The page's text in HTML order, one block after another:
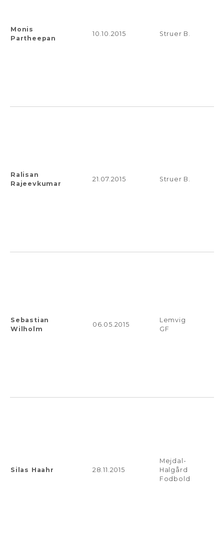
Monis
Partheepan
10.10.2015 Struer B.
Ralisan
Rajeevkumar
21.07.2015 Struer B.
Sebastian
Wilholm
06.05.2015
Lemvig
GF
Silas Haahr 28.11.2015
Mejdal-
Halgård
Fodbold